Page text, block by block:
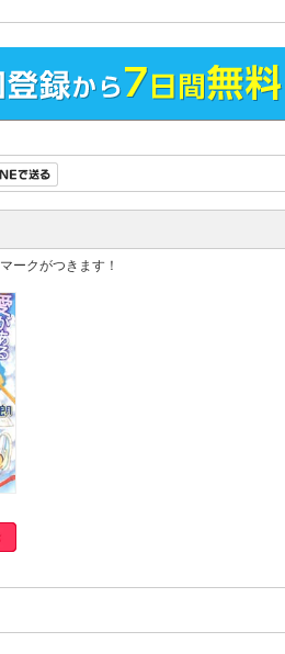
※本紹介文は、コンテンツの7話
マークがつきます！